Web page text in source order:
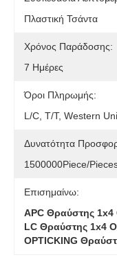
Πλαστική Τσάντα
Χρόνος Παράδοσης:
7 Ημέρες
Όροι Πληρωμής:
L/C, T/T, Western
Δυνατότητα
1500000Piece/
Επισημαίνω:
APC Θραύστης 1x4
LC Θραύστης 1x4
OPTICKING